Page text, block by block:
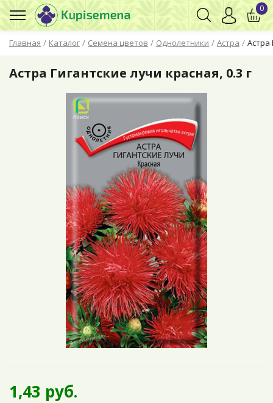
Главная / Каталог / Семена цветов / Однолетники / Астра / Астра
0
Астра Гигантские лучи красная, 0.3 г
1,43 руб.